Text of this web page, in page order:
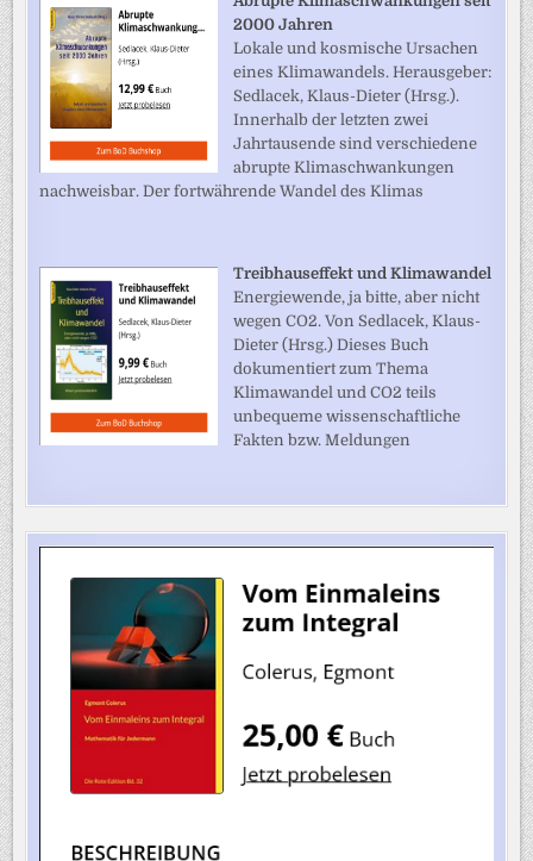
2000 Jahren
Lokale und kosmische Ursachen
eines Klimawandels. Herausgeber:
Sedlacek, Klaus-Dieter (Hrsg.).
Innerhalb der letzten zwei
Jahrtausende sind verschiedene
abrupte Klimaschwankungen
nachweisbar. Der fortwährende Wandel des Klimas
Treibhauseffekt und Klimawandel
Energiewende, ja bitte, aber nicht
wegen CO2. Von Sedlacek, Klaus-
Dieter (Hrsg.) Dieses Buch
dokumentiert zum Thema
Klimawandel und CO2 teils
unbequeme wissenschaftliche
Fakten bzw. Meldungen